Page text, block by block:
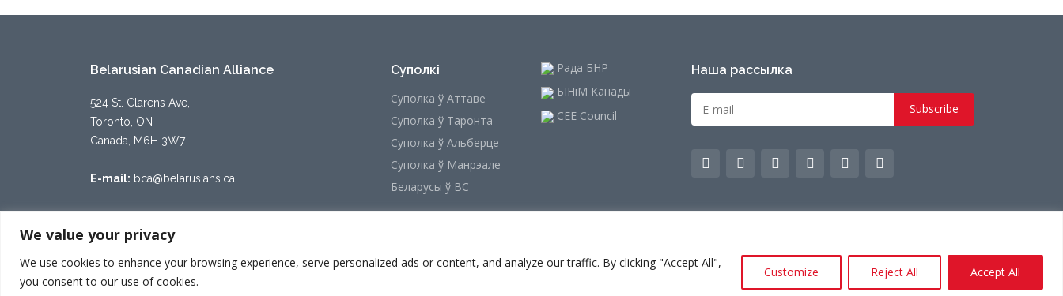
We value your privacy
We use cookies to enhance your browsing experience, serve personalized ads or content, and analyze our traffic. By clicking "Accept All",
you consent to our use of cookies.
Customize Reject All Accept All
Belarusian Canadian Alliance
524 St. Clarens Ave,
Toronto, ON
Canada, M6H 3W7
E-mail: bca@belarusians.ca
Суполкі
Суполка ў Аттаве
Суполка ў Таронта
Суполка ў Альберце
Суполка ў Манрэале
Беларусы ў ВС
Рада БНР
БІНіМ Канады
CEE Council
Наша рассылка
Since 1948 - © 2023-24belarusians.ca Палітыка прыватнасці. Ужыванне тэрмінаў.